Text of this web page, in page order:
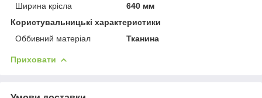
Ширина крісла
640 мм
Користувальницькі характеристики
Оббивний матеріал
Тканина
Приховати